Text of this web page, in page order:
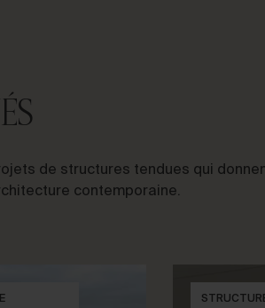
de structures tendues qui
contemporaine.